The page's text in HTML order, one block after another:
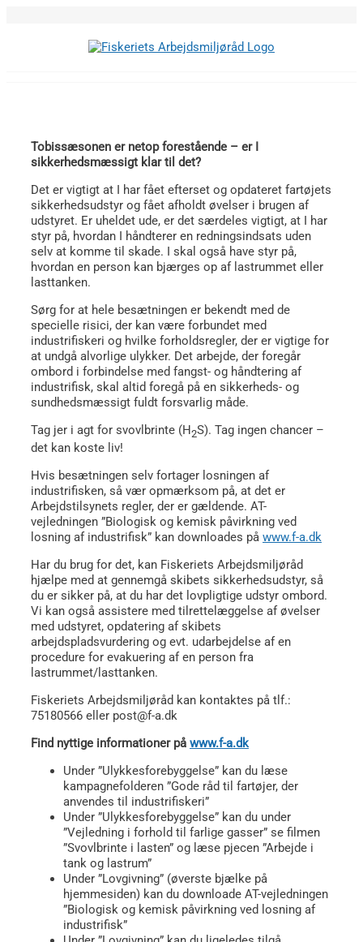
Tobissæsonen er netop forestående – er I
sikkerhedsmæssigt klar til det?
Det er vigtigt at I har fået efterset og opdateret fartøjets
sikkerhedsudstyr og fået afholdt øvelser i brugen af
udstyret. Er uheldet ude, er det særdeles vigtigt, at I har
styr på, hvordan I håndterer en redningsindsats uden
selv at komme til skade. I skal også have styr på,
hvordan en person kan bjærges op af lastrummet eller
lasttanken.
Sørg for at hele besætningen er bekendt med de
specielle risici, der kan være forbundet med
industrifiskeri og hvilke forholdsregler, der er vigtige for
at undgå alvorlige ulykker. Det arbejde, der foregår
ombord i forbindelse med fangst- og håndtering af
industrifisk, skal altid foregå på en sikkerheds- og
sundhedsmæssigt fuldt forsvarlig måde.
Tag jer i agt for svovlbrinte (H2S). Tag ingen chancer –
det kan koste liv!
Hvis besætningen selv fortager losningen af
industrifisken, så vær opmærksom på, at det er
Arbejdstilsynets regler, der er gældende. AT-
vejledningen ”Biologisk og kemisk påvirkning ved
losning af industrifisk” kan downloades på www.f-a.dk
Har du brug for det, kan Fiskeriets Arbejdsmiljøråd
hjælpe med at gennemgå skibets sikkerhedsudstyr, så
du er sikker på, at du har det lovpligtige udstyr ombord.
Vi kan også assistere med tilrettelæggelse af øvelser
med udstyret, opdatering af skibets
arbejdspladsvurdering og evt. udarbejdelse af en
procedure for evakuering af en person fra
lastrummet/lasttanken.
Fiskeriets Arbejdsmiljøråd kan kontaktes på tlf.:
75180566 eller post@f-a.dk
Find nyttige informationer på www.f-a.dk
Under ”Ulykkesforebyggelse” kan du læse
kampagnefolderen ”Gode råd til fartøjer, der
anvendes til industrifiskeri”
Under ”Ulykkesforebyggelse” kan du under
”Vejledning i forhold til farlige gasser” se filmen
”Svovlbrinte i lasten” og læse pjecen ”Arbejde i
tank og lastrum”
Under ”Lovgivning” (øverste bjælke på
hjemmesiden) kan du downloade AT-vejledningen
”Biologisk og kemisk påvirkning ved losning af
industrifisk”